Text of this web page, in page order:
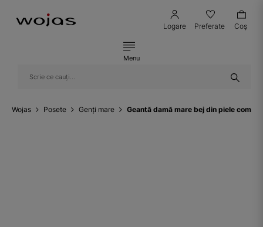
Logare Preferate Coş
Menu
Wojas Posete Genți mare Geantă damă mare bej din piele